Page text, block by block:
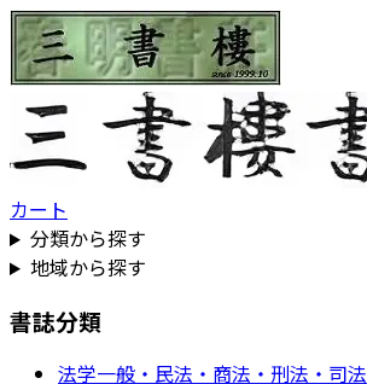
カート
分類から探す
地域から探す
書誌分類
法学一般・民法・商法・刑法・司法